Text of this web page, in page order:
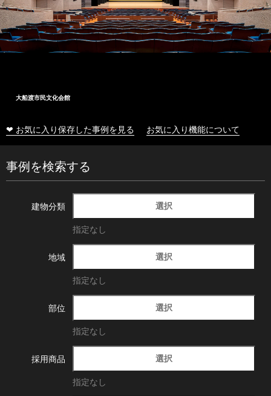
大船渡市民文化会館
❤ お気に入り保存した事例を見る お気に入り機能について
事例を検索する
建物分類 選択
指定なし
地域 選択
指定なし
部位 選択
指定なし
採用商品 選択
指定なし